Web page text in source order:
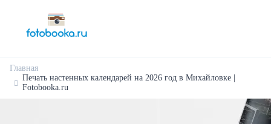
Главная
Печать настенных календарей на 2026 год в Михайловке |
Fotobooka.ru